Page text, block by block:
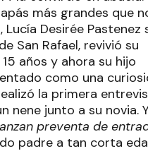
más grandes que
Desirée Pastenez
San Rafael, revivió su
años y ahora su hijo
como una
la primera
nene junto a su novia.
preventa de
padre a tan corta